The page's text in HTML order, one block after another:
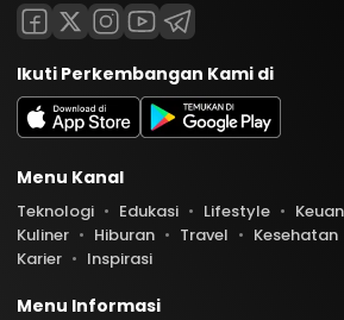
Ikuti Perkembangan Kami di
Menu Kanal
Teknologi Edukasi Lifestyle
Kuliner
Hiburan Travel Kesehatan
Karier
Inspirasi
Menu Informasi